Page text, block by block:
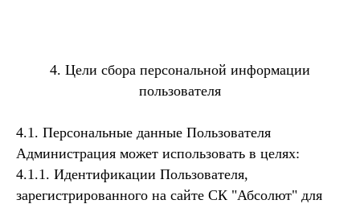
4. Цели сбора персональной информации
пользователя
4.1. Персональные данные Пользователя
Администрация может использовать в целях:
4.1.1. Идентификации Пользователя,
зарегистрированного на сайте СК "Абсолют" для